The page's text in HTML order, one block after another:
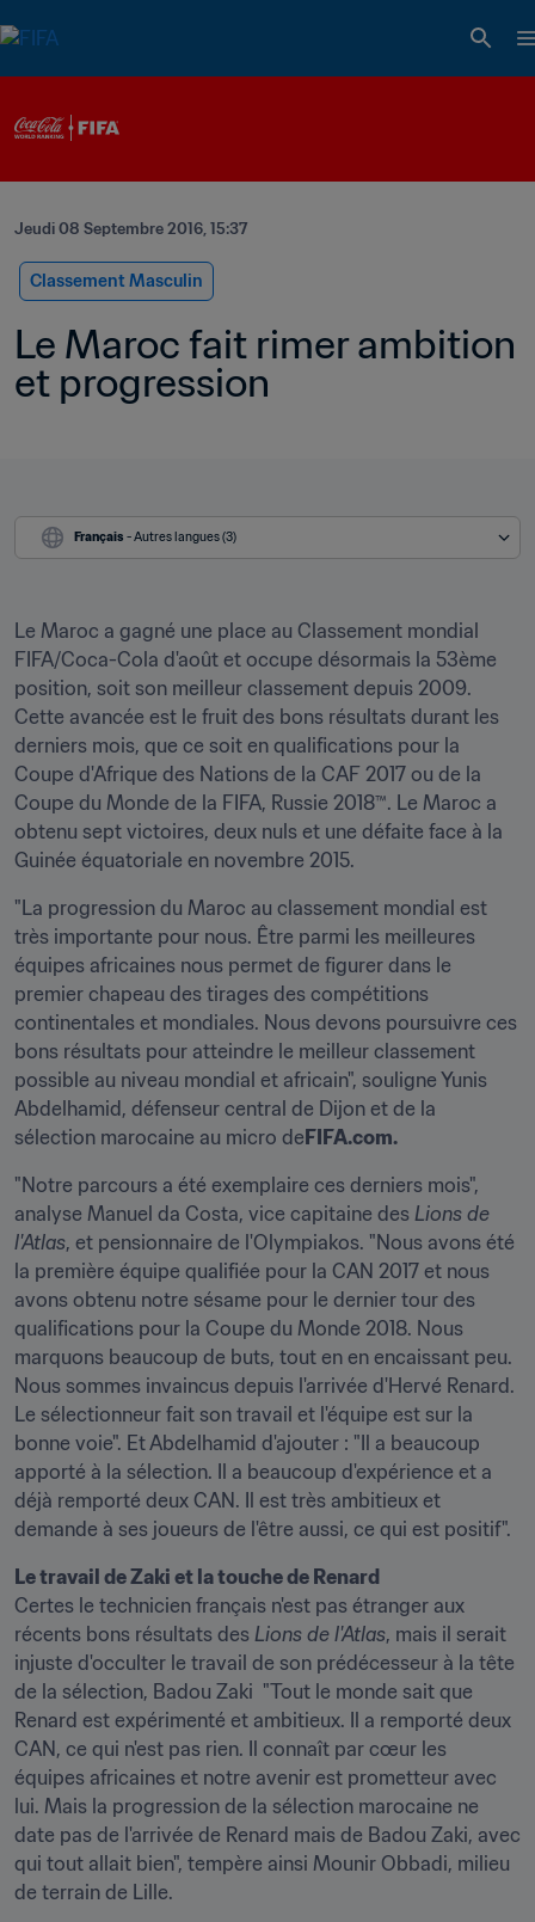
Jeudi 08 Septembre 2016, 15:37
Classement Masculin
Le Maroc fait rimer ambition
et progression
Français - Autres langues (3)
Le Maroc a gagné une place au Classement mondial
FIFA/Coca-Cola d'août et occupe désormais la 53ème
position, soit son meilleur classement depuis 2009.
Cette avancée est le fruit des bons résultats durant les
derniers mois, que ce soit en qualifications pour la
Coupe d'Afrique des Nations de la CAF 2017 ou de la
Coupe du Monde de la FIFA, Russie 2018™. Le Maroc a
obtenu sept victoires, deux nuls et une défaite face à la
Guinée équatoriale en novembre 2015.
"La progression du Maroc au classement mondial est
très importante pour nous. Être parmi les meilleures
équipes africaines nous permet de figurer dans le
premier chapeau des tirages des compétitions
continentales et mondiales. Nous devons poursuivre ces
bons résultats pour atteindre le meilleur classement
possible au niveau mondial et africain", souligne Yunis
Abdelhamid, défenseur central de Dijon et de la
sélection marocaine au micro de FIFA.com.
"Notre parcours a été exemplaire ces derniers mois",
analyse Manuel da Costa, vice capitaine des Lions de
l'Atlas, et pensionnaire de l'Olympiakos. "Nous avons été
la première équipe qualifiée pour la CAN 2017 et nous
avons obtenu notre sésame pour le dernier tour des
qualifications pour la Coupe du Monde 2018. Nous
marquons beaucoup de buts, tout en en encaissant peu.
Nous sommes invaincus depuis l'arrivée d'Hervé Renard.
Le sélectionneur fait son travail et l'équipe est sur la
bonne voie". Et Abdelhamid d'ajouter : "Il a beaucoup
apporté à la sélection. Il a beaucoup d'expérience et a
déjà remporté deux CAN. Il est très ambitieux et
demande à ses joueurs de l'être aussi, ce qui est positif".
Le travail de Zaki et la touche de Renard
Certes le technicien français n'est pas étranger aux
récents bons résultats des Lions de l'Atlas, mais il serait
injuste d'occulter le travail de son prédécesseur à la tête
de la sélection, Badou Zaki  "Tout le monde sait que
Renard est expérimenté et ambitieux. Il a remporté deux
CAN, ce qui n'est pas rien. Il connaît par cœur les
équipes africaines et notre avenir est prometteur avec
lui. Mais la progression de la sélection marocaine ne
date pas de l'arrivée de Renard mais de Badou Zaki, avec
qui tout allait bien", tempère ainsi Mounir Obbadi, milieu
de terrain de Lille.